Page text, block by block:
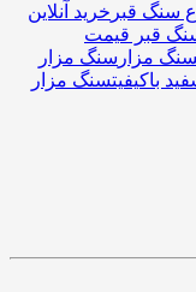
سنگ قبر خرید آنلاین
قبر قیمت
مزار سنگ مزار
باکیفیتسنگ مزار